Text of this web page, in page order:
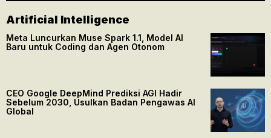
Artificial Intelligence
Meta Luncurkan Muse Spark 1.1, Model AI
Baru untuk Coding dan Agen Otonom
CEO Google DeepMind Prediksi AGI Hadir
Sebelum 2030, Usulkan Badan Pengawas AI
Global